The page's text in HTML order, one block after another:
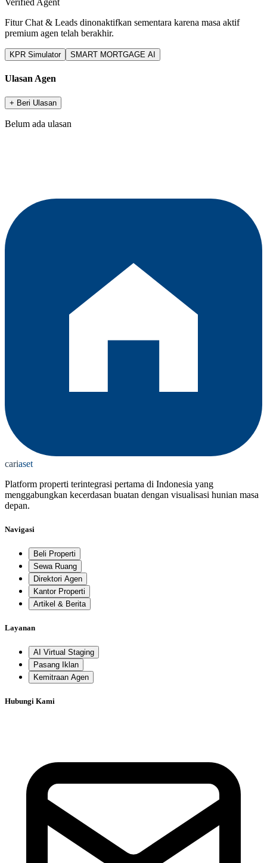
Fitur Chat & Leads dinonaktifkan sementara karena masa aktif
premium agen telah berakhir.
KPR Simulator SMART MORTGAGE AI
Ulasan Agen
+ Beri Ulasan
Belum ada ulasan
cariaset
Platform properti terintegrasi pertama di Indonesia yang
menggabungkan kecerdasan buatan dengan visualisasi hunian masa
depan.
Navigasi
Beli Properti
Sewa Ruang
Direktori Agen
Kantor Properti
Artikel & Berita
Layanan
AI Virtual Staging
Pasang Iklan
Kemitraan Agen
Hubungi Kami